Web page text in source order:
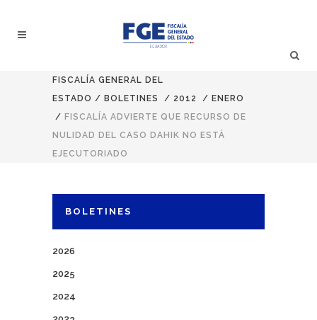
FISCALÍA GENERAL DEL
ESTADO / BOLETINES / 2012 / ENERO
/ FISCALÍA ADVIERTE QUE RECURSO DE
NULIDAD DEL CASO DAHIK NO ESTÁ
EJECUTORIADO
BOLETINES
2026
2025
2024